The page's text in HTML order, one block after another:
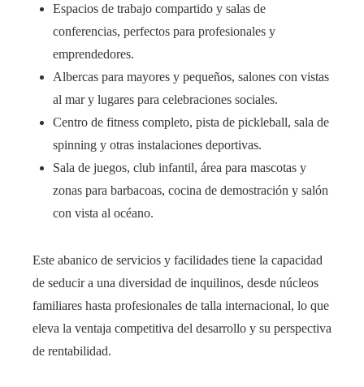
Espacios de trabajo compartido y salas de
conferencias, perfectos para profesionales y
emprendedores.
Albercas para mayores y pequeños, salones con vistas
al mar y lugares para celebraciones sociales.
Centro de fitness completo, pista de pickleball, sala de
spinning y otras instalaciones deportivas.
Sala de juegos, club infantil, área para mascotas y
zonas para barbacoas, cocina de demostración y salón
con vista al océano.
Este abanico de servicios y facilidades tiene la capacidad
de seducir a una diversidad de inquilinos, desde núcleos
familiares hasta profesionales de talla internacional, lo que
eleva la ventaja competitiva del desarrollo y su perspectiva
de rentabilidad.